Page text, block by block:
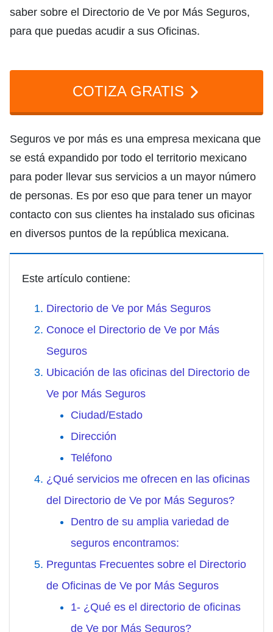
saber sobre el Directorio de Ve por Más Seguros,
para que puedas acudir a sus Oficinas.
COTIZA GRATIS
Seguros ve por más es una empresa mexicana que
se está expandido por todo el territorio mexicano
para poder llevar sus servicios a un mayor número
de personas. Es por eso que para tener un mayor
contacto con sus clientes ha instalado sus oficinas
en diversos puntos de la república mexicana.
Este artículo contiene:
Directorio de Ve por Más Seguros
Conoce el Directorio de Ve por Más
Seguros
Ubicación de las oficinas del Directorio de
Ve por Más Seguros
Ciudad/Estado
Dirección
Teléfono
¿Qué servicios me ofrecen en las oficinas
del Directorio de Ve por Más Seguros?
Dentro de su amplia variedad de
seguros encontramos:
Preguntas Frecuentes sobre el Directorio
de Oficinas de Ve por Más Seguros
1- ¿Qué es el directorio de oficinas
de Ve por Más Seguros?